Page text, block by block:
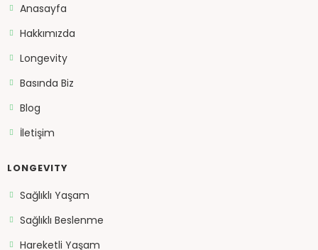
Anasayfa
Hakkımızda
Longevity
Basında Biz
Blog
İletişim
LONGEVITY
Sağlıklı Yaşam
Sağlıklı Beslenme
Hareketli Yaşam